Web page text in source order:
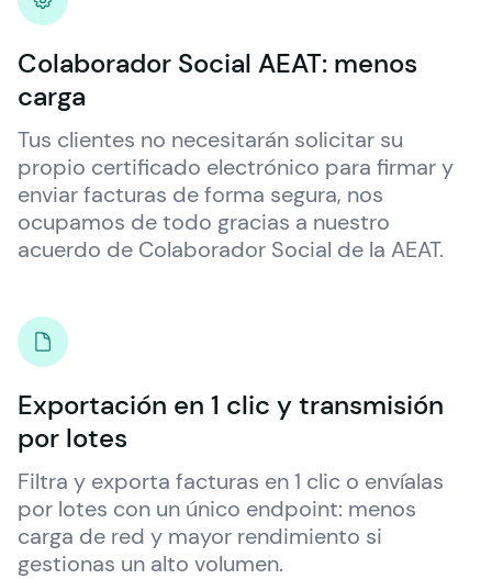
Colaborador Social AEAT: menos
carga
Tus clientes no necesitarán solicitar su
propio certificado electrónico para firmar y
enviar facturas de forma segura, nos
ocupamos de todo gracias a nuestro
acuerdo de Colaborador Social de la AEAT.
Exportación en 1 clic y transmisión
por lotes
Filtra y exporta facturas en 1 clic o envíalas
por lotes con un único endpoint: menos
carga de red y mayor rendimiento si
gestionas un alto volumen.